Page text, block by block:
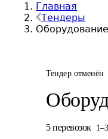
Главная
Тендеры
Тендер отменён
5 перевозок 1–3